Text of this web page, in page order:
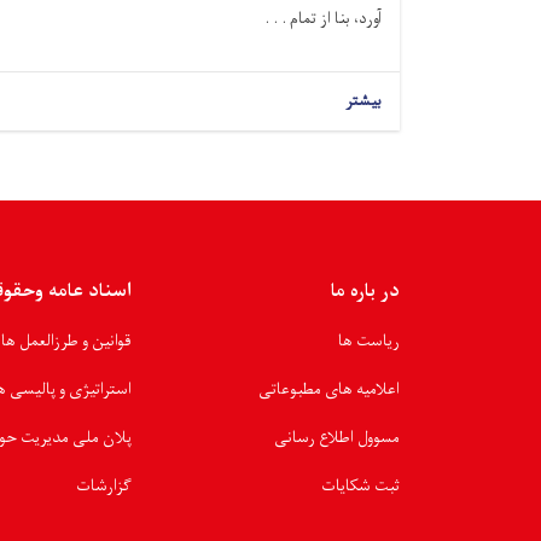
آورد، بنا از تمام . . .
بیشتر
در باره ما
ریاست ها
اعلامیه های مطبوعاتی
مسوول اطلاع رسانی
ثبت شکایات
اسناد عامه
قوانین و طرزالعمل ها
استراتیژی و پالیسی
پلان ملی مدیریت
گزارشات